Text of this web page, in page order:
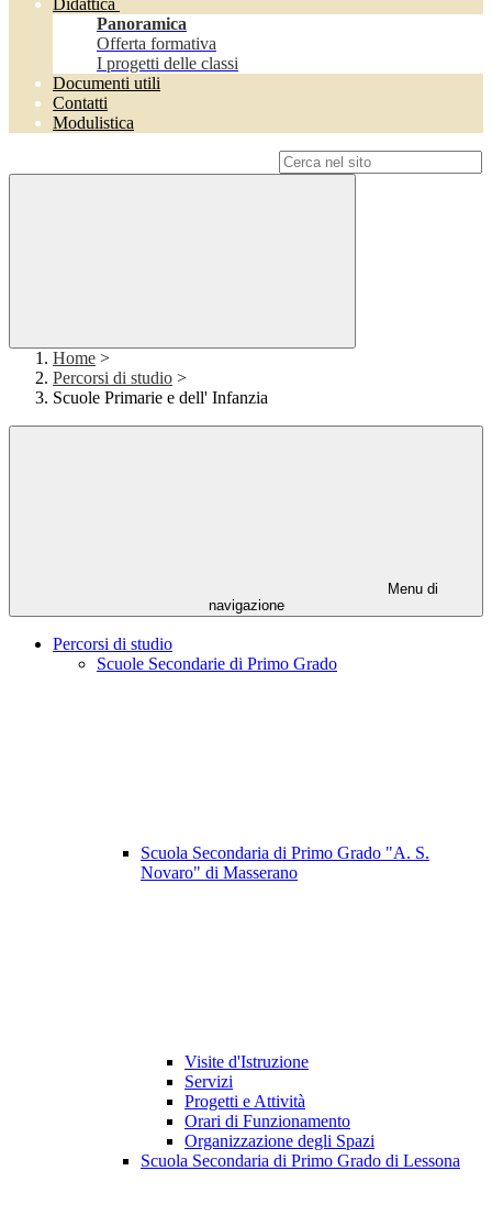
Didattica
Panoramica
Offerta formativa
I progetti delle classi
Documenti utili
Contatti
Modulistica
Home >
Percorsi di studio >
Scuole Primarie e dell' Infanzia
Menu di
navigazione
Percorsi di studio
Scuole Secondarie di Primo Grado
Scuola Secondaria di Primo Grado "A. S.
Novaro" di Masserano
Visite d'Istruzione
Servizi
Progetti e Attività
Orari di Funzionamento
Organizzazione degli Spazi
Scuola Secondaria di Primo Grado di Lessona